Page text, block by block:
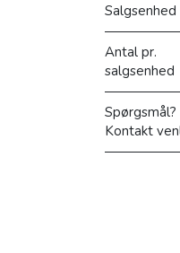
Salgsenhed
Antal pr.
salgsenhed
Spørgsmål?
Kontakt